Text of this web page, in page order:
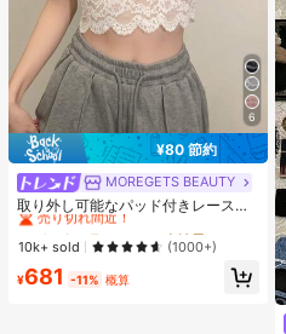
6
¥80 節約
MOREGETS BEAUTY
取り外し可能なパッド付きレースキ
ャミソール、多用途ノースリーブア
ンダーシャツ、女性向け、新学期、
クリスマス、春節、カジュアルホワ
イトサマー、シック&エレガント
#1 ベストセラー
モスク 女性用タンクトップ&キャミス
売り切れ間近！
#1 ベストセラー
売り切れ間近！
#1 ベストセラー
売り切れ間近！
#1 ベストセラー
売り切れ間近！
10k+ sold (1000+)
¥681 -11% 概算